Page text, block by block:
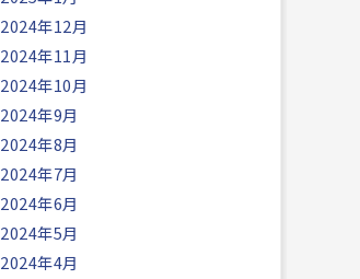
2024年12月
2024年11月
2024年10月
2024年9月
2024年8月
2024年7月
2024年6月
2024年5月
2024年4月